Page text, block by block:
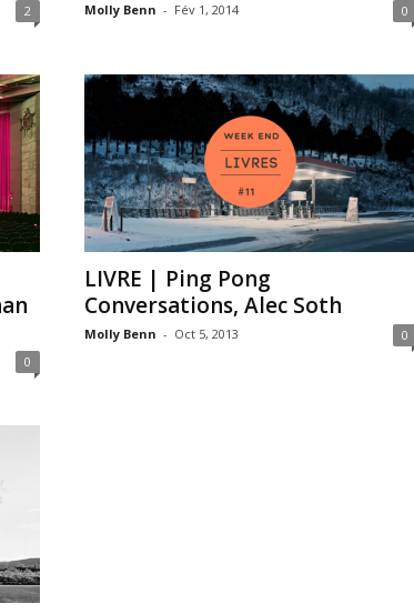
2 Molly Benn - Fév 1, 2014 0
0
LIVRE | Ping Pong
Conversations, Alec Soth
Molly Benn - Oct 5, 2013 0